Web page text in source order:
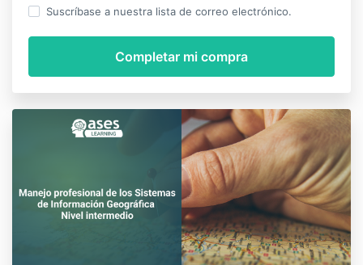
Suscríbase a nuestra lista de correo electrónico.